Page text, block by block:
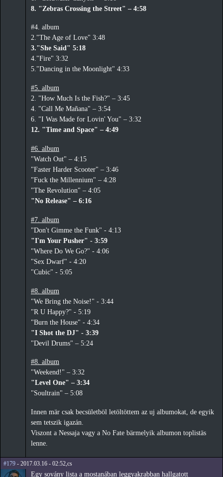
8. "Zebras Crossing the Street" – 4:58
#4. album
2."The Age of Love" 3:48
3."She Said" 5:18
4."Fire" 3:32
5."Dancing in the Moonlight" 4:33
#5. album
2. "How Much Is the Fish?" – 3:45
4. "Call Me Mañana" – 3:54
6. "I Was Made for Lovin' You" – 3:32
12. "Time and Space" – 4:49
#6. album
"Watch Out" – 4:15
"Faster Harder Scooter" – 3:46
"Fuck the Millennium" – 4:28
"The Revolution" – 4:05
"No Release" – 6:16
#7. album
"Don't Gimme the Funk" - 4:13
"I'm Your Pusher" - 3:59
"Where Do We Go?" - 4:06
"Sex Dwarf" - 4:20
"Cubic" - 5:05
#8. album
"We Bring the Noise!" - 3:44
"R U Happy?" - 5:19
"Burn the House" - 4:34
"I Shot the DJ" - 3:39
"Devil Drums" – 5:24
#8. album
"Weekend!" – 3:32
"Level One" – 3:34
"Soultrain" – 5:08
Innen mär csak becsületböl letöltöttem az uj albumokat, de egyik
sem tetszik igazán.
Viszont a Nessaja vagy a No Fate bärmelyik albumon toplistäs
lenne.
#179 - 2017.03.16 - 02:52,cs
Egy sovány lista a mostanában leggyakrabban hallgatott